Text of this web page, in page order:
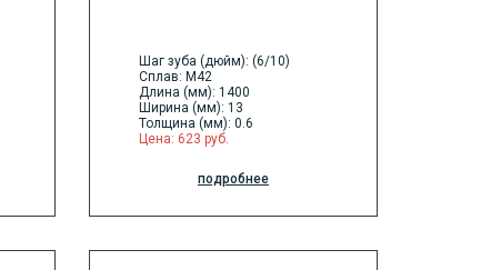
Шаг зуба (дюйм): (6/10)
Сплав: M42
Длина (мм): 1400
Ширина (мм): 13
Толщина (мм): 0.6
Цена: 623 руб.
подробнее